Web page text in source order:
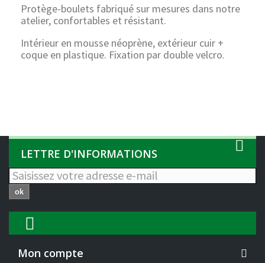
Protège-boulets fabriqué sur mesures dans notre
atelier, confortables et résistant.
Intérieur en mousse néoprène, extérieur cuir +
coque en plastique. Fixation par double velcro.
LETTRE D'INFORMATIONS
ok
Mon compte